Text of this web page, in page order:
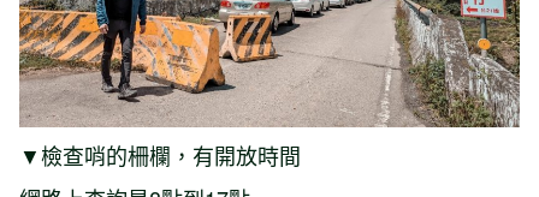
▼檢查哨的柵欄，有開放時間